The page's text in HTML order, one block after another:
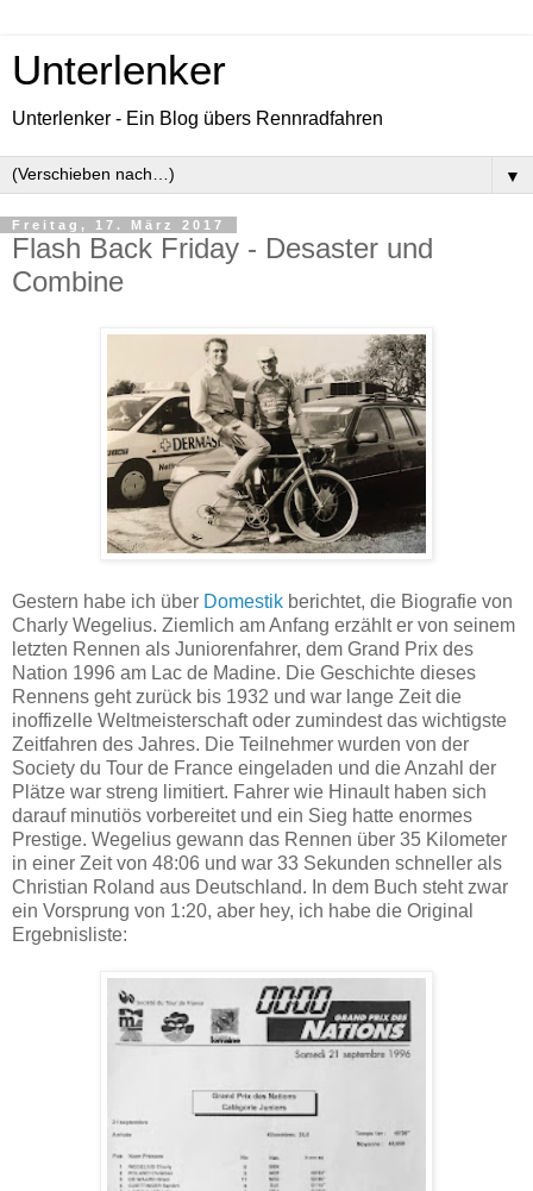
Unterlenker
Unterlenker - Ein Blog übers Rennradfahren
▼
Freitag, 17. März 2017
Flash Back Friday - Desaster und
Combine
Gestern habe ich über Domestik berichtet, die Biografie von
Charly Wegelius. Ziemlich am Anfang erzählt er von seinem
letzten Rennen als Juniorenfahrer, dem Grand Prix des
Nation 1996 am Lac de Madine. Die Geschichte dieses
Rennens geht zurück bis 1932 und war lange Zeit die
inoffizelle Weltmeisterschaft oder zumindest das wichtigste
Zeitfahren des Jahres. Die Teilnehmer wurden von der
Society du Tour de France eingeladen und die Anzahl der
Plätze war streng limitiert. Fahrer wie Hinault haben sich
darauf minutiös vorbereitet und ein Sieg hatte enormes
Prestige. Wegelius gewann das Rennen über 35 Kilometer
in einer Zeit von 48:06 und war 33 Sekunden schneller als
Christian Roland aus Deutschland. In dem Buch steht zwar
ein Vorsprung von 1:20, aber hey, ich habe die Original
Ergebnisliste: